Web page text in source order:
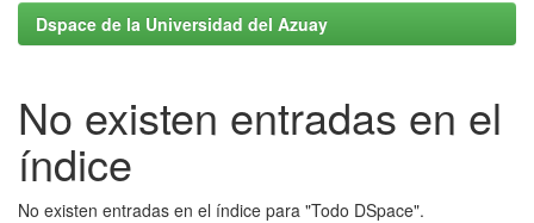
Dspace de la Universidad del Azuay
No existen entradas en el
índice
No existen entradas en el índice para "Todo DSpace".